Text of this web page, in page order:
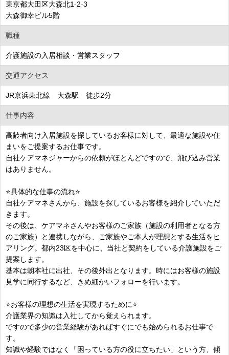
東京都大田区大森北1-2-3
大森御幸ビル5階
職種
介護施設の入居相談・営業スタッフ
交通アクセス
JR京浜東北線 大森駅 徒歩2分
仕事内容
高齢者向け入居施設を探しているお客様に対して、最適な施設や住
まいをご提案するお仕事です。
自社ケアマネジャーからの依頼がほとんどですので、飛び込み営業
はありません。
⭐具体的な仕事の流れ⭐
自社ケアマネさんから、施設を探しているお客様を紹介していただ
きます。
その後は、ケアマネさんやお客様のご家族（施設の利用者となる方
のご家族）と連携しながら、ご家族やご本人が理想とする生活をヒ
アリング。都内23区を中心に、当社と契約をしている介護施設をご
提案します。
基本は朝本社に出社、その後外出となります。時にはお客様の施設
見学に同行するなど、きめ細かいフォローを行います。
⭐お客様の理想の生活を実現するために⭐
介護業界の知識は入社してから覚えられます。
ですので多少の営業経験があればすぐにでも始められるお仕事で
す。
知識や経験ではなく「困っている方の役に立ちたい」という方、傾